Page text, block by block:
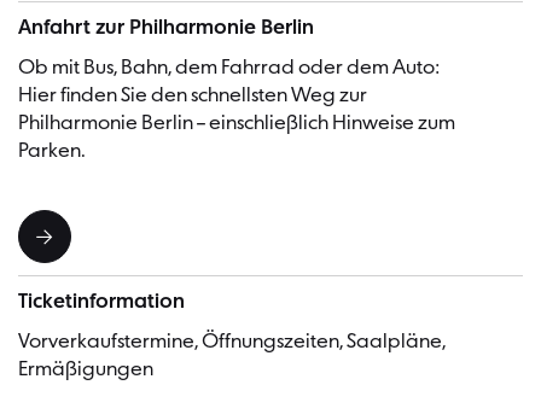
Anfahrt zur Philharmonie Berlin
Ob mit Bus, Bahn, dem Fahrrad oder dem Auto:
Hier finden Sie den schnellsten Weg zur
Philharmonie Berlin – einschließlich Hinweise zum
Parken.
Ticketinformation
Vorverkaufstermine, Öffnungszeiten, Saalpläne,
Ermäßigungen